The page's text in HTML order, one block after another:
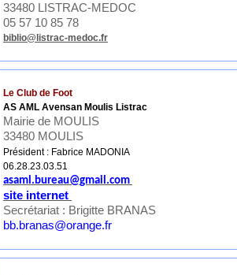
33480 LISTRAC-MEDOC
05 57 10 85 78
biblio@listrac-medoc.fr
Le Club de Foot
AS AML Avensan Moulis Listrac
Mairie de MOULIS
33480 MOULIS
Président : Fabrice MADONIA
06.28.23.03.51
asaml.bureau@gmail.com
site internet
Secrétariat : Brigitte BRANAS
bb.branas@orange.fr